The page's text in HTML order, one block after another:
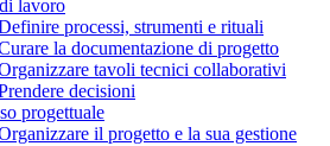
lavoro
processi, strumenti e rituali
la documentazione di progetto
tavoli tecnici collaborativi
decisioni
progettuale
il progetto e la sua gestione